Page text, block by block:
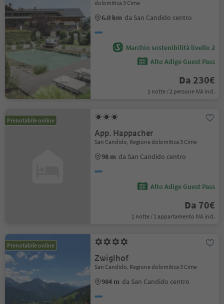
dolomitica 3 Cime
6.0 km da San Candido centro
Marchio sostenibilità livello 2
Alto Adige Guest Pass
Da 230€
1 notte / 2 persone IVA incl.
Prenotabile online
App. Happacher
San Candido, Regione dolomitica 3 Cime
98 m da San Candido centro
Alto Adige Guest Pass
Da 70€
1 notte / 1 appartamento IVA incl.
Prenotabile online
Zwiglhof
San Candido, Regione dolomitica 3 Cime
984 m da San Candido centro